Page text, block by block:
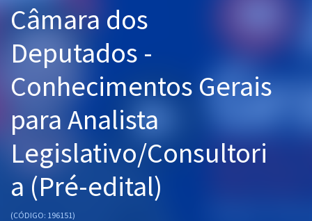
Cursos 20% OFF
Pós
Graduação
OAB
Mentorias
Questões grátis
Câmara dos
Deputados -
Conhecimentos Gerais
para Analista
Legislativo/Consultori
a (Pré-edital)
(CÓDIGO: 196151)